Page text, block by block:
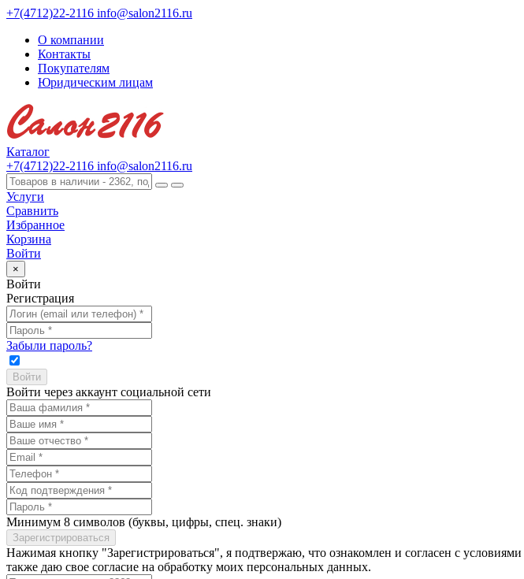
+7(4712)22-2116 info@salon2116.ru
О компании
Контакты
Покупателям
Юридическим лицам
Каталог
+7(4712)22-2116 info@salon2116.ru
Услуги
Сравнить
Избранное
Корзина
Войти
×
Войти
Регистрация
Забыли пароль?
Войти через аккаунт социальной сети
Минимум 8 символов (буквы, цифры, спец. знаки)
Нажимая кнопку "Зарегистрироваться", я подтвержаю, что ознакомлен и согласен с условиями
также даю свое согласие на обработку моих персональных данных.